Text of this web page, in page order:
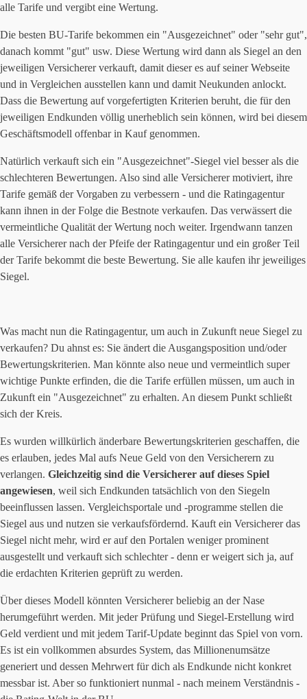
alle Tarife und vergibt eine Wertung.
Die besten BU-Tarife bekommen ein "Ausgezeichnet" oder "sehr gut",
danach kommt "gut" usw. Diese Wertung wird dann als Siegel an den
jeweiligen Versicherer verkauft, damit dieser es auf seiner Webseite
und in Vergleichen ausstellen kann und damit Neukunden anlockt.
Dass die Bewertung auf vorgefertigten Kriterien beruht, die für den
jeweiligen Endkunden völlig unerheblich sein können, wird bei diesem
Geschäftsmodell offenbar in Kauf genommen.
Natürlich verkauft sich ein "Ausgezeichnet"-Siegel viel besser als die
schlechteren Bewertungen. Also sind alle Versicherer motiviert, ihre
Tarife gemäß der Vorgaben zu verbessern - und die Ratingagentur
kann ihnen in der Folge die Bestnote verkaufen. Das verwässert die
vermeintliche Qualität der Wertung noch weiter. Irgendwann tanzen
alle Versicherer nach der Pfeife der Ratingagentur und ein großer Teil
der Tarife bekommt die beste Bewertung. Sie alle kaufen ihr jeweiliges
Siegel.
Was macht nun die Ratingagentur, um auch in Zukunft neue Siegel zu
verkaufen? Du ahnst es: Sie ändert die Ausgangsposition und/oder
Bewertungskriterien. Man könnte also neue und vermeintlich super
wichtige Punkte erfinden, die die Tarife erfüllen müssen, um auch in
Zukunft ein "Ausgezeichnet" zu erhalten. An diesem Punkt schließt
sich der Kreis.
Es wurden willkürlich änderbare Bewertungskriterien geschaffen, die
es erlauben, jedes Mal aufs Neue Geld von den Versicherern zu
verlangen. Gleichzeitig sind die Versicherer auf dieses Spiel
angewiesen, weil sich Endkunden tatsächlich von den Siegeln
beeinflussen lassen. Vergleichsportale und -programme stellen die
Siegel aus und nutzen sie verkaufsfördernd. Kauft ein Versicherer das
Siegel nicht mehr, wird er auf den Portalen weniger prominent
ausgestellt und verkauft sich schlechter - denn er weigert sich ja, auf
die erdachten Kriterien geprüft zu werden.
Über dieses Modell könnten Versicherer beliebig an der Nase
herumgeführt werden. Mit jeder Prüfung und Siegel-Erstellung wird
Geld verdient und mit jedem Tarif-Update beginnt das Spiel von vorn.
Es ist ein vollkommen absurdes System, das Millionenumsätze
generiert und dessen Mehrwert für dich als Endkunde nicht konkret
messbar ist. Aber so funktioniert nunmal - nach meinem Verständnis -